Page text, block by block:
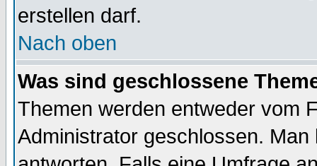
erstellen darf.
Nach oben
Was sind geschlossene
Themen werden entweder vom
Administrator geschlossen.